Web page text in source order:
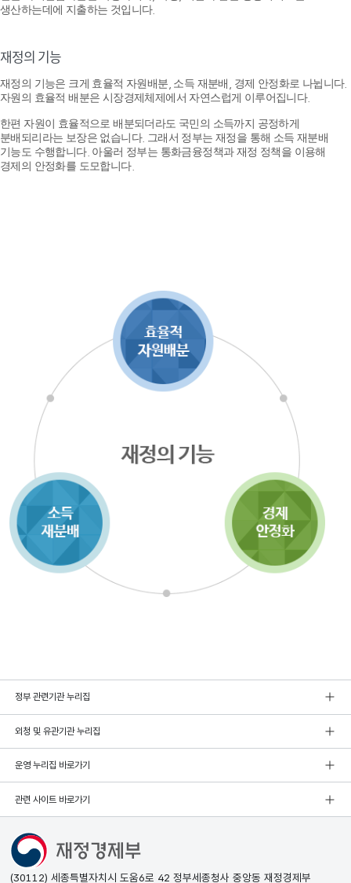
생산하는데에 지출하는 것입니다.
재정의 기능
재정의 기능은 크게 효율적 자원배분, 소득 재분배, 경제 안정화로 나뉩니다.
자원의 효율적 배분은 시장경제체제에서 자연스럽게 이루어집니다.
한편 자원이 효율적으로 배분되더라도 국민의 소득까지 공정하게
분배되리라는 보장은 없습니다. 그래서 정부는 재정을 통해 소득 재분배
기능도 수행합니다. 아울러 정부는 통화금융정책과 재정 정책을 이용해
경제의 안정화를 도모합니다.
정부 관련기관 누리집
외청 및 유관기관 누리집
운영 누리집 바로가기
관련 사이트 바로가기
(30112) 세종특별자치시 도움6로 42 정부세종청사 중앙동 재정경제부